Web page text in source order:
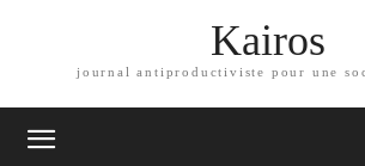
Kairos
journal antiproductiviste pour une